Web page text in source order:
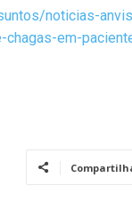
noticias-
chagas-em-